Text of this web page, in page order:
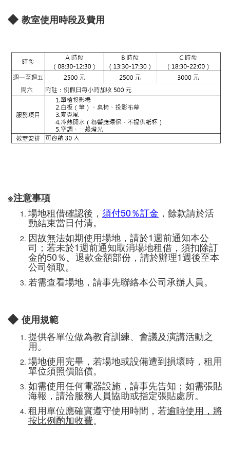
◆ 教室使用時段及費用
※注意事項
場地租借確認後， 須付50％訂金 ，餘款請於活
動結束當日付清。
因故無法如期使用場地，請於1週前通知本公
司；若未於1週前通知取消場地租借，須扣除訂
金的50％。退款金額部份，請於辦理1週後至本
公司領取。
若需查看場地，請事先聯絡本公司承辦人員。
◆ 使用規範
提供各單位做為教育訓練、會議及演講活動之
用。
場地使用完畢，若場地或設備遭到損壞時，租用
單位須照價賠償。
如需使用任何電器設施，請事先告知；如需張貼
海報，請洽服務人員協助或指定張貼處所。
租用單位應確實遵守使用時間，若逾時使用，將
按比例酌加收費。